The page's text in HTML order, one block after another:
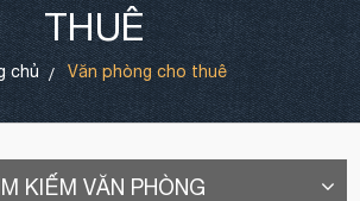
THUÊ
chủ Văn phòng cho thuê
KIẾM VĂN PHÒNG